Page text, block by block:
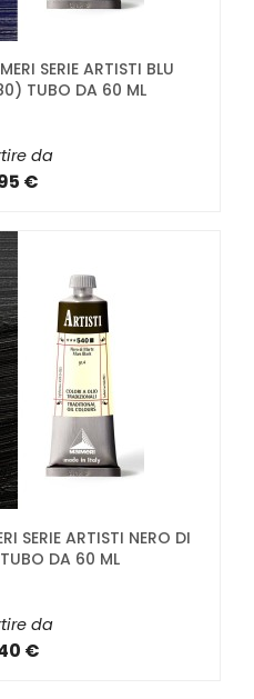
SERIE ARTISTI BLU
TUBO DA 60 ML
da
€
SERIE ARTISTI NERO DI
DA 60 ML
da
€